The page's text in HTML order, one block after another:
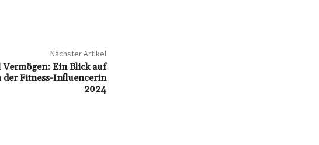
Nächster Artikel
Vermögen: Ein Blick auf
der Fitness-Influencerin
2024